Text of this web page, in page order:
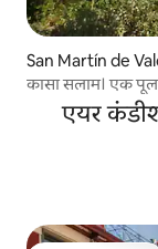
San Martín de
कासा सलाम। एक
एयर